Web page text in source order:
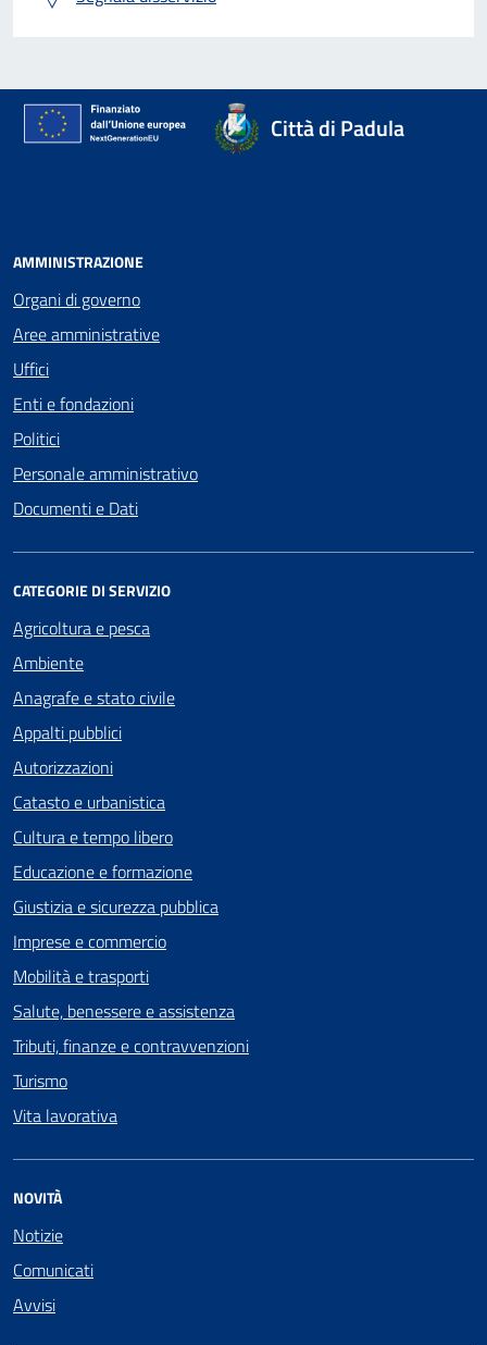
Città di Padula
AMMINISTRAZIONE
Organi di governo
Aree amministrative
Uffici
Enti e fondazioni
Politici
Personale amministrativo
Documenti e Dati
CATEGORIE DI SERVIZIO
Agricoltura e pesca
Ambiente
Anagrafe e stato civile
Appalti pubblici
Autorizzazioni
Catasto e urbanistica
Cultura e tempo libero
Educazione e formazione
Giustizia e sicurezza pubblica
Imprese e commercio
Mobilità e trasporti
Salute, benessere e assistenza
Tributi, finanze e contravvenzioni
Turismo
Vita lavorativa
NOVITÀ
Notizie
Comunicati
Avvisi